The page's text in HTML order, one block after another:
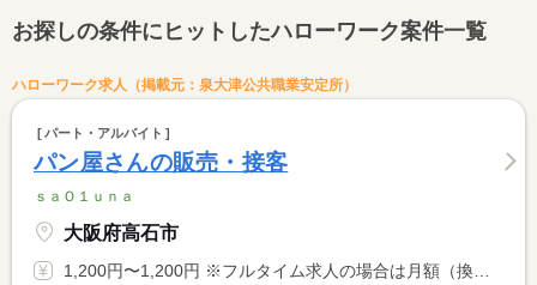
お探しの条件にヒットしたハローワーク案件一覧
ハローワーク求人（掲載元：泉大津公共職業安定所）
パート・アルバイト
パン屋さんの販売・接客
ｓａＯ１ｕｎａ
大阪府高石市
1,200円〜1,200円 ※フルタイム求人の場合は月額（換算額）、パート求人の場合は時間額を表示しています。